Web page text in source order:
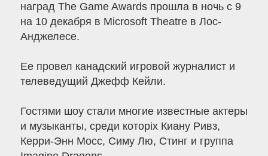
наград The Game Awards прошла в ночь с 9
на 10 декабря в Microsoft Theatre в Лос-
Анджелесе.
Ее провел канадский игровой журналист и
телеведущий Джефф Кейли.
Гостями шоу стали многие известные актеры
и музыканты, среди которіх Киану Ривз,
Керри-Энн Мосс, Симу Лю, Стинг и группа